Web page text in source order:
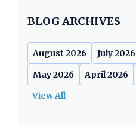
BLOG ARCHIVES
August 2026 July 2026
May 2026
April 2026
View All